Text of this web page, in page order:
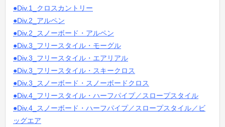
●Div.1_クロスカントリー
●Div.2_アルペン
●Div.2_スノーボード・アルペン
●Div.3_フリースタイル・モーグル
●Div.3_フリースタイル・エアリアル
●Div.3_フリースタイル・スキークロス
●Div.3_スノーボード・スノーボードクロス
●Div.4_フリースタイル・ハーフパイプ／スロープスタイル
●Div.4_スノーボード・ハーフパイプ／スロープスタイル／ビ
ッグエア